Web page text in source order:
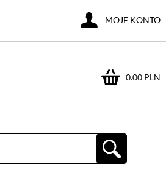
0.00 PLN
MOJE KONTO